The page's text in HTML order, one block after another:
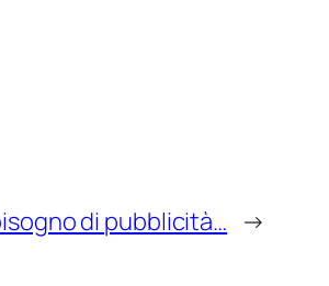
di pubblicità… →